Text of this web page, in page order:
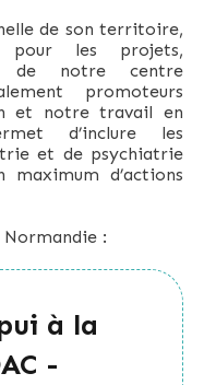
de son territoire,
les projets,
de notre centre
promoteurs
et notre travail en
d’inclure les
et de psychiatrie
d’actions
Normandie :
à la
-